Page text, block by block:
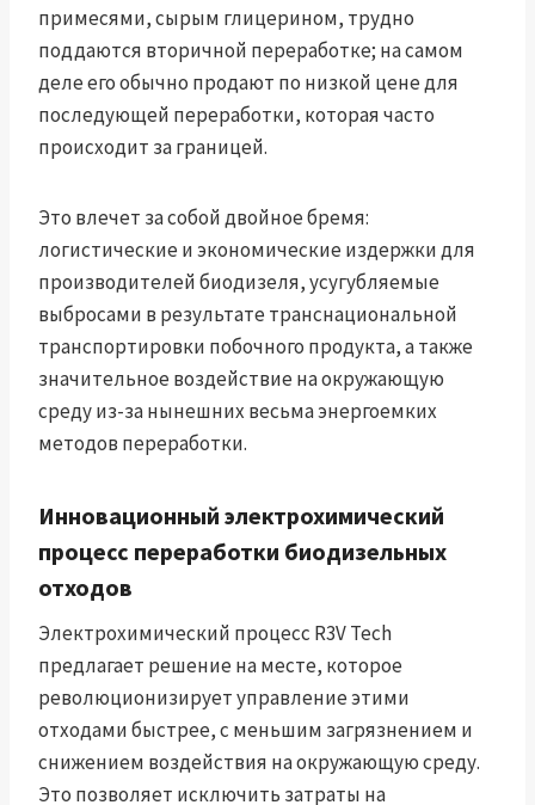
примесями, сырым глицерином, трудно
поддаются вторичной переработке; на самом
деле его обычно продают по низкой цене для
последующей переработки, которая часто
происходит за границей.
Это влечет за собой двойное бремя:
логистические и экономические издержки для
производителей биодизеля, усугубляемые
выбросами в результате транснациональной
транспортировки побочного продукта, а также
значительное воздействие на окружающую
среду из-за нынешних весьма энергоемких
методов переработки.
Инновационный электрохимический
процесс переработки биодизельных
отходов
Электрохимический процесс R3V Tech
предлагает решение на месте, которое
революционизирует управление этими
отходами быстрее, с меньшим загрязнением и
снижением воздействия на окружающую среду.
Это позволяет исключить затраты на